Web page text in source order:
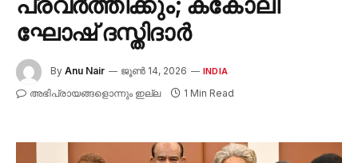
ഘോഷ് ദസ്തിദാർ
By Anu Nair ജൂൺ 14, 2026 INDIA
അഭിപ്രായങ്ങളൊന്നും ഇല്ല 1 Min Read